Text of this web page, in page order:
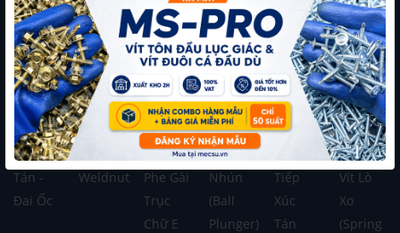
Mua Hàng Theo Thương Hiệu
Bulong
Mạ Đặc
Biệt 8.8
Bulong
Pake
Tán -
Đai Ốc
Lông
Đền
Phe Gài
Tán
Weldnut
Lông
Đền
Răng
Phe Gài
Trục
Phe Gài
Trục
Chữ E
Lông
Đền
Phẳng
Đen
Vít Bi
Nhún
(Ball
Plunger)
Tán
Keo
Inox
Lông
Tiếp
Xúc
Tán
Vít Tự
Khoan
Ty Ren
-
Guzong
Vít Lò
Xo
(Spring